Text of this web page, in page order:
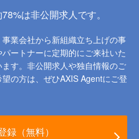
は非公開求人です。
業会社から新組織立ち上げの事
ートナーに定期的にご来社いた
す。 非公開求人や独自情報のご
の方は、ぜひAXIS Agentにご登
録（無料）